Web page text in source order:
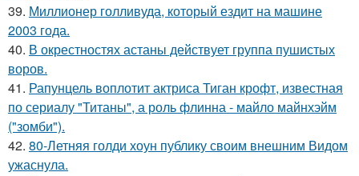
39. Миллионер голливуда, который ездит на машине
2003 года.
40. В окрестностях астаны действует группа пушистых
воров.
41. Рапунцель воплотит актриса Тиган крофт, известная
по сериалу "Титаны", а роль флинна - майло майнхэйм
("зомби").
42. 80-Летняя голди хоун публику своим внешним Видом
ужаснула.